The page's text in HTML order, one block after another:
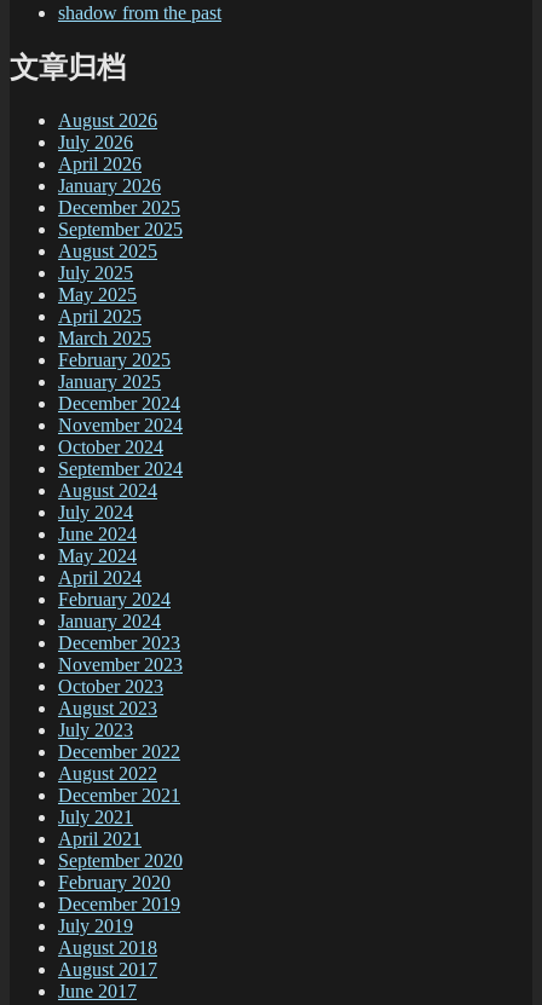
shadow from the past
文章归档
August 2026
July 2026
April 2026
January 2026
December 2025
September 2025
August 2025
July 2025
May 2025
April 2025
March 2025
February 2025
January 2025
December 2024
November 2024
October 2024
September 2024
August 2024
July 2024
June 2024
May 2024
April 2024
February 2024
January 2024
December 2023
November 2023
October 2023
August 2023
July 2023
December 2022
August 2022
December 2021
July 2021
April 2021
September 2020
February 2020
December 2019
July 2019
August 2018
August 2017
June 2017